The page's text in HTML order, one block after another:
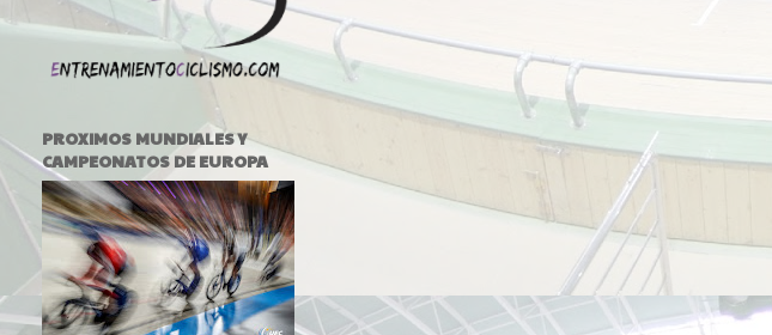
PROXIMOS MUNDIALES Y
CAMPEONATOS DE EUROPA